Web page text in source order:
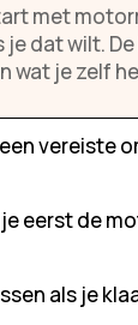
met
dat wilt.
wat je zelf
vereiste
eerst de
als je